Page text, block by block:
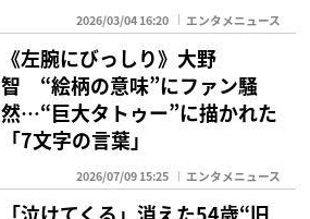
2026/03/04 16:20 エンタメニュース
《左腕にびっしり》大野
智 “絵柄の意味”にファン騒
然…“巨大タトゥー”に描かれた
「7文字の言葉」
2026/07/09 15:25 エンタメニュース